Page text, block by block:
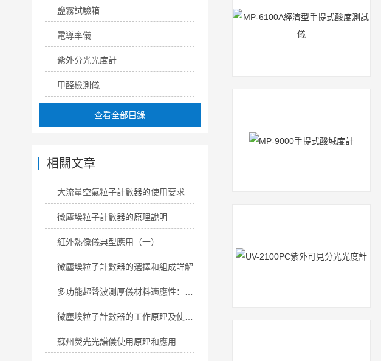
鹽霧試驗箱
電導率儀
紫外分光光度計
甲醛檢測儀
查看全部目錄
相關文章
大流量空氣粒子計數器的使用要求
微塵埃粒子計數器的原理說明
紅外熱像儀典型應用（一）
微塵埃粒子計數器的選擇和組成詳解
微塵埃粒子計數器的工作原理及使用注意事項
蘇州熒光光譜儀使用原理和應用